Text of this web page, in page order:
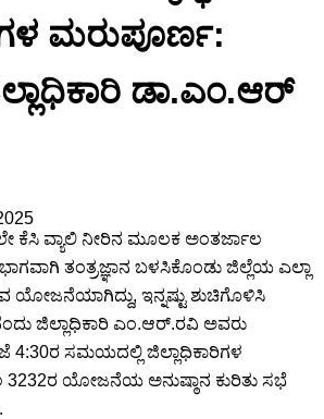
ಮರುಪೂರ್ಣ:
ಡಾ.ಎಂ.ಆರ್
ಕೆಸಿ ವ್ಯಾಲಿ ನೀರಿನ ಮೂಲಕ ಅಂತರ್ಜಾಲ
ಭಾಗವಾಗಿ ತಂತ್ರಜ್ಞಾನ ಬಳಸಿಕೊಂಡು ಜಿಲ್ಲೆಯ ಎಲ್ಲಾ
ಯೋಜನೆಯಾಗಿದ್ದು, ಇನ್ನಷ್ಟು ಶುಚಿಗೊಳಿಸಿ
ಜಿಲ್ಲಾಧಿಕಾರಿ ಎಂ.ಆರ್.ರವಿ ಅವರು
4:30ರ ಸಮಯದಲ್ಲಿ ಜಿಲ್ಲಾಧಿಕಾರಿಗಳ
3232ರ ಯೋಜನೆಯ ಅನುಷ್ಠಾನ ಕುರಿತು ಸಭೆ